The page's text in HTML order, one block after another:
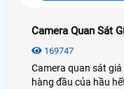
Camera Quan Sát
169747
Camera quan sát
hàng đầu của hầu